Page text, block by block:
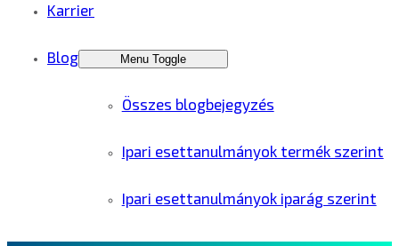
Karrier
Blog Menu Toggle
Összes blogbejegyzés
Ipari esettanulmányok termék szerint
Ipari esettanulmányok iparág szerint